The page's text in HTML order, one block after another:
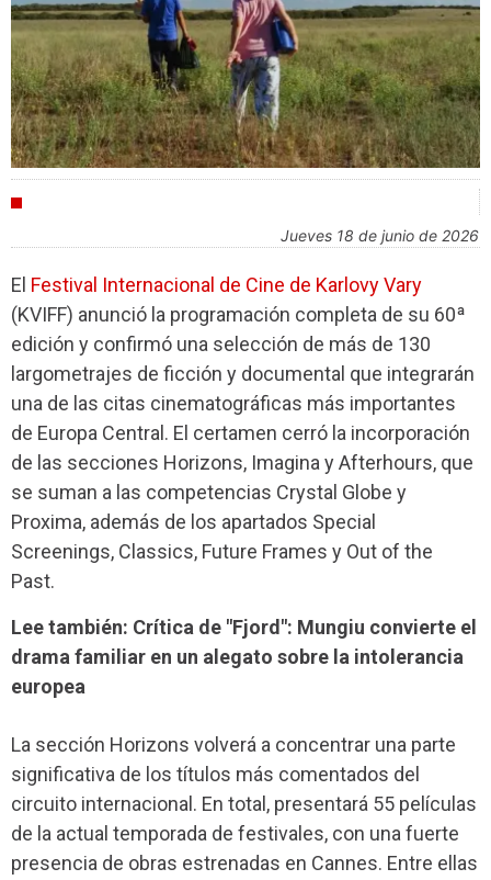
jueves 18 de junio de 2026
El Festival Internacional de Cine de Karlovy Vary
(KVIFF) anunció la programación completa de su 60ª
edición y confirmó una selección de más de 130
largometrajes de ficción y documental que integrarán
una de las citas cinematográficas más importantes
de Europa Central. El certamen cerró la incorporación
de las secciones Horizons, Imagina y Afterhours, que
se suman a las competencias Crystal Globe y
Proxima, además de los apartados Special
Screenings, Classics, Future Frames y Out of the
Past.
Lee también: Crítica de "Fjord": Mungiu convierte el
drama familiar en un alegato sobre la intolerancia
europea
La sección Horizons volverá a concentrar una parte
significativa de los títulos más comentados del
circuito internacional. En total, presentará 55 películas
de la actual temporada de festivales, con una fuerte
presencia de obras estrenadas en Cannes. Entre ellas